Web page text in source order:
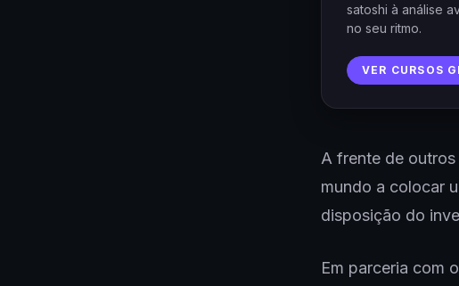
satoshi à análise
no seu ritmo.
VER CURSOS
A frente de
mundo a colocar
disposição do
Em parceria com